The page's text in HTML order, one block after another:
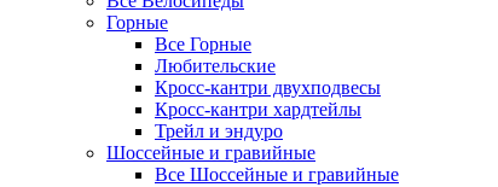
Горные
Все Горные
Любительские
Кросс-кантри двухподвесы
Кросс-кантри хардтейлы
Трейл и эндуро
Шоссейные и гравийные
Все Шоссейные и гравийные